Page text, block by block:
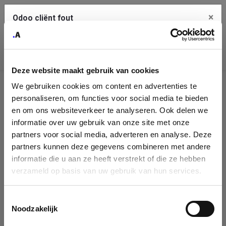
Deze website maakt gebruik van cookies
We gebruiken cookies om content en advertenties te
personaliseren, om functies voor social media te bieden
en om ons websiteverkeer te analyseren. Ook delen we
informatie over uw gebruik van onze site met onze
partners voor social media, adverteren en analyse. Deze
partners kunnen deze gegevens combineren met andere
informatie die u aan ze heeft verstrekt of die ze hebben
verzameld op basis van uw gebruik van hun services.
Noodzakelijk
Identificatie
onderneming
Please fill in your company details
You can search a company in our database by name, VAT or
enterprise ID. When a company is selected it will auto-complete the
form. If you don't find your company in our database, you can create
Odoo cliënt fout ×
klembord
Je dient de kopieer knop te gebruiken om de fout te melden
aan support.
Bekijk details